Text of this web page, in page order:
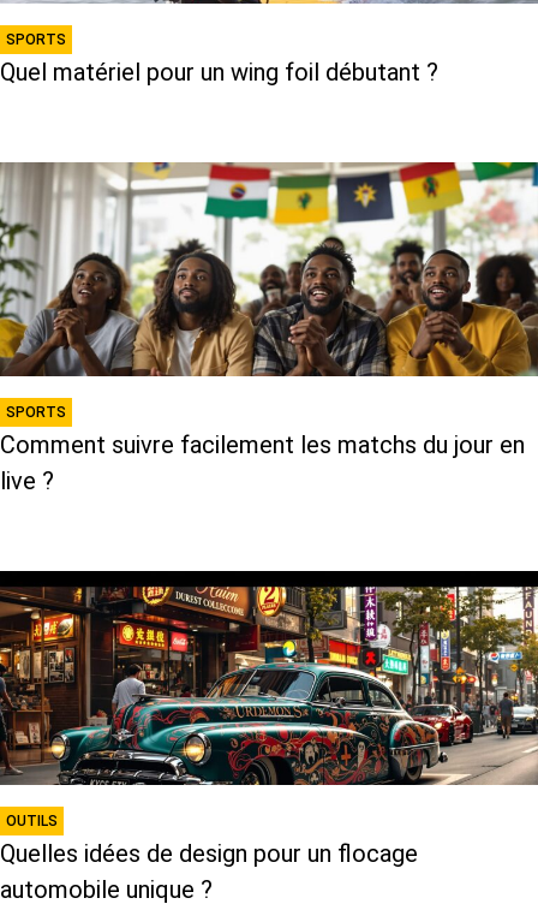
SPORTS
Quel matériel pour un wing foil débutant ?
SPORTS
Comment suivre facilement les matchs du jour en
live ?
OUTILS
Quelles idées de design pour un flocage
automobile unique ?